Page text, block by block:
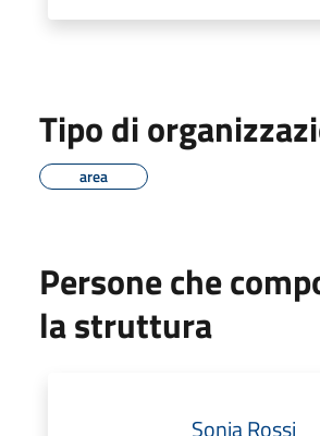
Tipo di
area
Persone che
la struttura
Sonia Rossi